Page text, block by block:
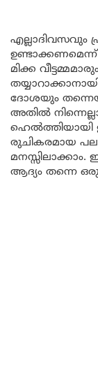
എല്ലാദിവസവും
ഉണ്ടാക്കണമെന്ന്
മിക്ക
ദോശയും
അതിൽ
ഹെൽത്തിയായി
രുചികരമായ
ആദ്യം തന്നെ